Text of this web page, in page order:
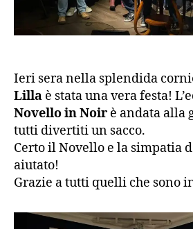
Ieri sera nella splendida
Lilla è stata una vera festa!
Novello in Noir è andata alla
tutti divertiti un sacco.
Certo il Novello e la simpatia
aiutato!
Grazie a tutti quelli che sono